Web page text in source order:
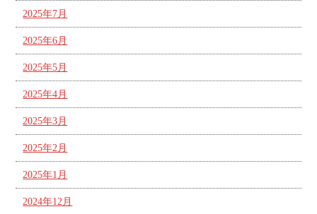
2025年7月
2025年6月
2025年5月
2025年4月
2025年3月
2025年2月
2025年1月
2024年12月